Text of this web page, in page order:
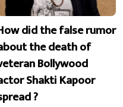
did the false rumor
the death of
Bollywood
Shakti Kapoor
?